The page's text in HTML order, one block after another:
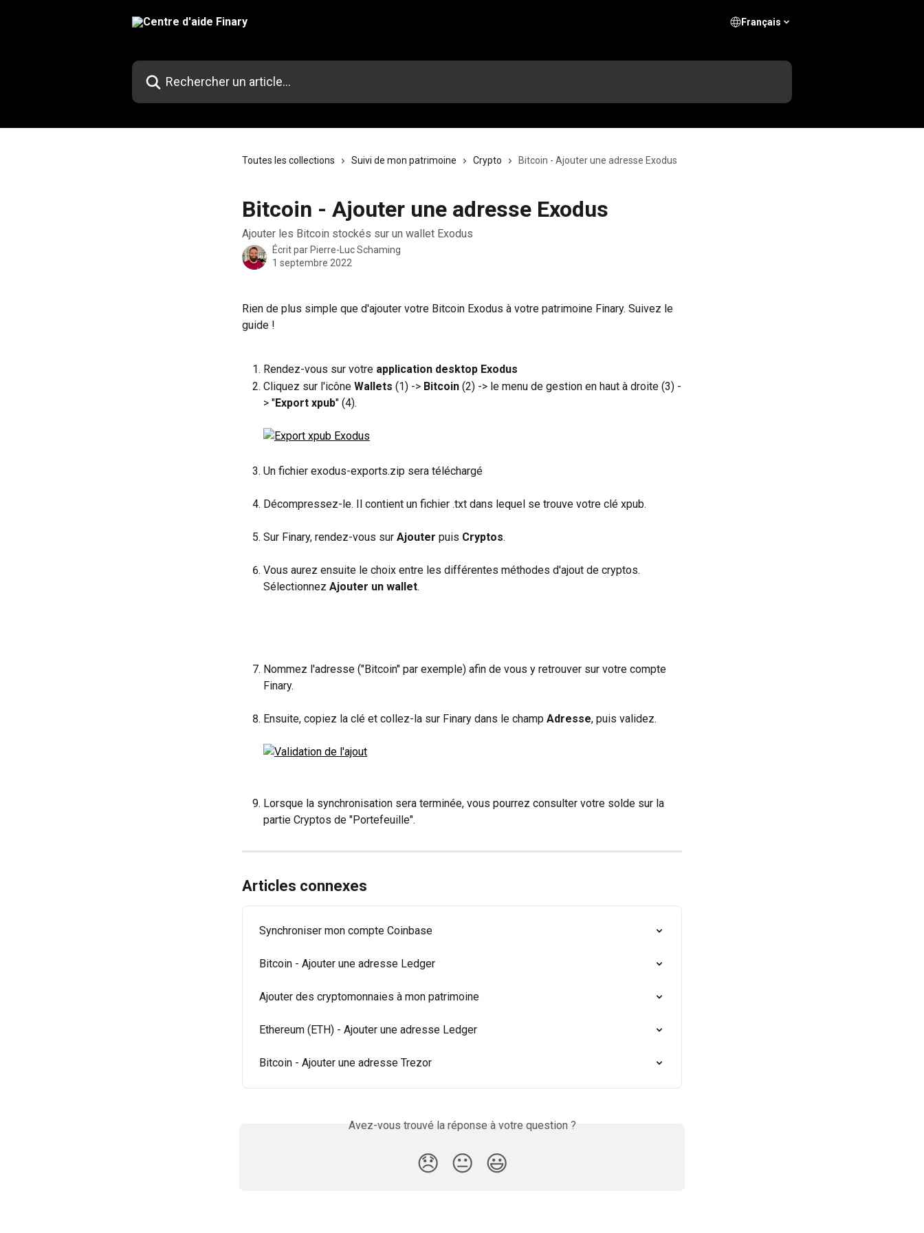
Français
Rechercher un article...
Toutes les collections Suivi de mon patrimoine Crypto Bitcoin - Ajouter une adresse Exodus
Bitcoin - Ajouter une adresse Exodus
Ajouter les Bitcoin stockés sur un wallet Exodus
Écrit par Pierre-Luc Schaming
1 septembre 2022
Rien de plus simple que d'ajouter votre Bitcoin Exodus à votre patrimoine Finary. Suivez le
guide !
Rendez-vous sur votre application desktop Exodus
Cliquez sur l'icône Wallets (1) -> Bitcoin (2) -> le menu de gestion en haut à droite (3) -
> "Export xpub" (4).
Un fichier exodus-exports.zip sera téléchargé
Décompressez-le. Il contient un fichier .txt dans lequel se trouve votre clé xpub.
Sur Finary, rendez-vous sur Ajouter puis Cryptos.
Vous aurez ensuite le choix entre les différentes méthodes d'ajout de cryptos.
Sélectionnez Ajouter un wallet.
Nommez l'adresse ("Bitcoin" par exemple) afin de vous y retrouver sur votre compte
Finary.
Ensuite, copiez la clé et collez-la sur Finary dans le champ Adresse, puis validez.
Lorsque la synchronisation sera terminée, vous pourrez consulter votre solde sur la
partie Cryptos de "Portefeuille".
Articles connexes
Synchroniser mon compte Coinbase
Bitcoin - Ajouter une adresse Ledger
Ajouter des cryptomonnaies à mon patrimoine
Ethereum (ETH) - Ajouter une adresse Ledger
Bitcoin - Ajouter une adresse Trezor
Avez-vous trouvé la réponse à votre question ?
😞 😐 😃